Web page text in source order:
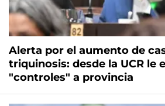
Alerta por el aumento de
triquinosis: desde la UCR le
"controles" a provincia